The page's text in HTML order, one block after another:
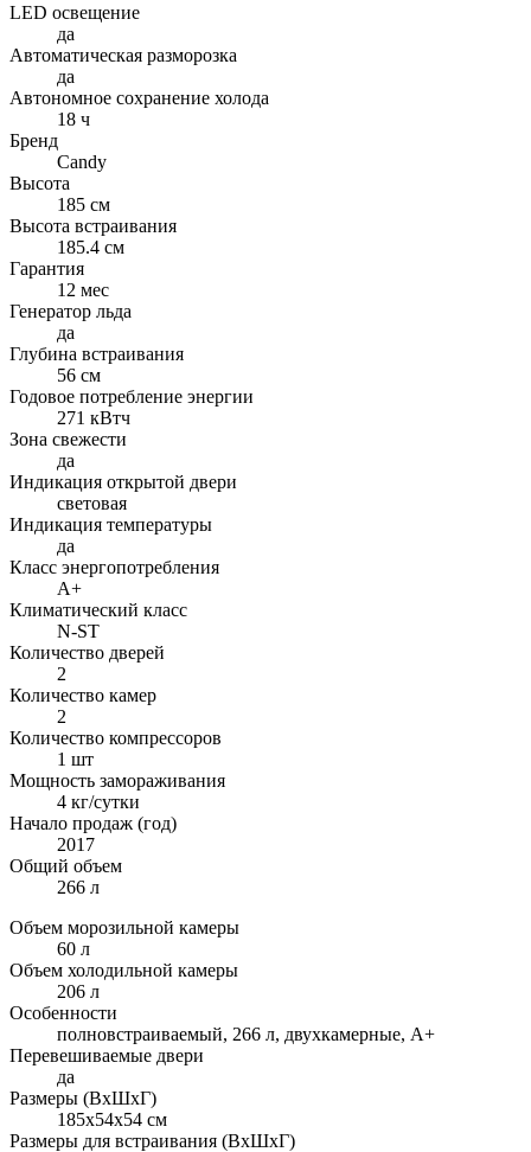
LED освещение
да
Автоматическая разморозка
да
Автономное сохранение холода
18 ч
Бренд
Candy
Высота
185 см
Высота встраивания
185.4 см
Гарантия
12 мес
Генератор льда
да
Глубина встраивания
56 см
Годовое потребление энергии
271 кВтч
Зона свежести
да
Индикация открытой двери
световая
Индикация температуры
да
Класс энергопотребления
A+
Климатический класс
N-ST
Количество дверей
2
Количество камер
2
Количество компрессоров
1 шт
Мощность замораживания
4 кг/сутки
Начало продаж (год)
2017
Общий объем
266 л
Объем морозильной камеры
60 л
Объем холодильной камеры
206 л
Особенности
полновстраиваемый, 266 л, двухкамерные, A+
Перевешиваемые двери
да
Размеры (ВхШхГ)
185x54x54 см
Размеры для встраивания (ВхШхГ)